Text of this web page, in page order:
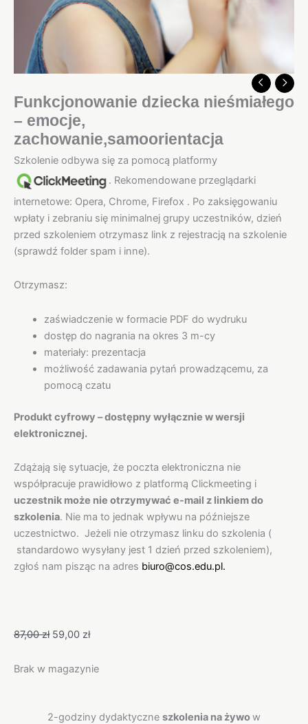
Funkcjonowanie dziecka nieśmiałego
– emocje,
zachowanie,samoorientacja
Szkolenie odbywa się za pomocą platformy
. Rekomendowane przeglądarki
internetowe: Opera, Chrome, Firefox . Po zaksięgowaniu
wpłaty i zebraniu się minimalnej grupy uczestników, dzień
przed szkoleniem otrzymasz link z rejestracją na szkolenie
(sprawdź folder spam i inne).
Otrzymasz:
zaświadczenie w formacie PDF do wydruku
dostęp do nagrania na okres 3 m-cy
materiały: prezentacja
możliwość zadawania pytań prowadzącemu, za
pomocą czatu
Produkt cyfrowy – dostępny wyłącznie w wersji
elektronicznej.
Zdążają się sytuacje, że poczta elektroniczna nie
współpracuje prawidłowo z platformą Clickmeeting i
uczestnik może nie otrzymywać e-mail z linkiem do
szkolenia. Nie ma to jednak wpływu na późniejsze
uczestnictwo. Jeżeli nie otrzymasz linku do szkolenia (
standardowo wysyłany jest 1 dzień przed szkoleniem),
zgłoś nam pisząc na adres biuro@cos.edu.pl.
87,00zł 59,00 zł
Brak w magazynie
2-godziny dydaktyczne szkolenia na żywow